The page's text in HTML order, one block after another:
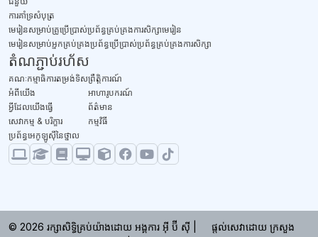
តំណភ្ជាប់រហ័ស
គណៈកម្មាធិការតម្រង់ទិស
អំពីយើង
អ្វីដែលយើងធ្វើ
សេវាកម្ម & បរិក្ខារ
ប្រព័ន្ធអេកូឡូស៊ីនៃថ្នាល
ព្រឹត្តិការណ៍
អាហារូបករណ៍
ព័ត៌មាន
កម្មវិធី
​ការគាំទ្រសំបុត្រ
មេរៀនសម្រាប់គ្រូប្រើប្រាស់ប្រព័ន្ធគ្រប់គ្រងការសិក្សាមេរៀន
មេរៀនសម្រាប់អ្នកគ្រប់គ្រងប្រព័ន្ធប្រើប្រាស់ប្រព័ន្ធគ្រប់គ្រងការសិក្សា
© 2026 រក្សា​សិទ្ធិ​គ្រប់​យ៉ាង​ដោយ អង្គការ អ៊ី ប៊ី ស៊ី |
ផ្តល់សេវាដោយ ក្រសួង